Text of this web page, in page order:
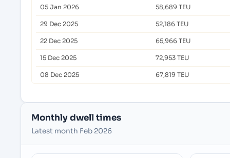
05 Jan 2026 58,689 TEU
29 Dec 2025 52,186 TEU
22 Dec 2025 65,966 TEU
15 Dec 2025 72,953 TEU
08 Dec 2025 67,819 TEU
Monthly dwell times
Latest month Feb 2026